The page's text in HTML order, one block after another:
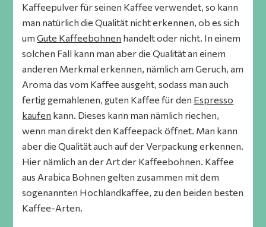
Kaffeepulver für seinen Kaffee verwendet, so kann
man natürlich die Qualität nicht erkennen, ob es sich
umGute Kaffeebohnen handelt oder nicht. In einem
solchen Fall kann man aber die Qualität an einem
anderen Merkmal erkennen, nämlich am Geruch, am
Aroma das vom Kaffee ausgeht, sodass man auch
fertig gemahlenen, guten Kaffee für den Espresso
kaufen kann. Dieses kann man nämlich riechen,
wenn man direkt den Kaffeepack öffnet. Man kann
aber die Qualität auch auf der Verpackung erkennen.
Hier nämlich an der Art der Kaffeebohnen. Kaffee
aus Arabica Bohnen gelten zusammen mit dem
sogenannten Hochlandkaffee, zu den beiden besten
Kaffee-Arten.